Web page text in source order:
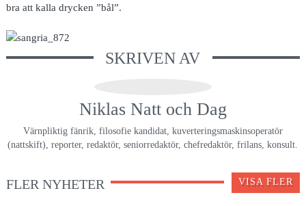
bra att kalla drycken ”bål”.
SKRIVEN AV
Niklas Natt och Dag
Värnpliktig fänrik, filosofie kandidat, kuverteringsmaskinsoperatör
(nattskift), reporter, redaktör, seniorredaktör, chefredaktör, frilans, konsult.
FLER NYHETER VISA FLER